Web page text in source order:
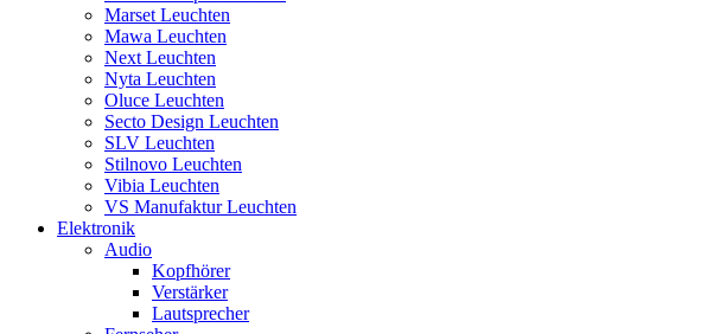
Marset Leuchten
Mawa Leuchten
Next Leuchten
Nyta Leuchten
Oluce Leuchten
Secto Design Leuchten
SLV Leuchten
Stilnovo Leuchten
Vibia Leuchten
VS Manufaktur Leuchten
Elektronik
Audio
Kopfhörer
Verstärker
Lautsprecher